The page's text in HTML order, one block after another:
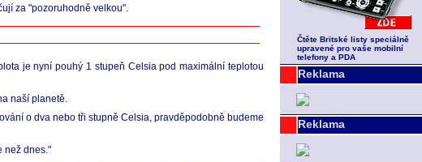
Čtěte Britské listy speciálně
upravené pro vaše mobilní
telefony a PDA
Reklama
Reklama
za "pozoruhodně velkou".
je nyní pouhý 1 stupeň Celsia pod maximální teplotou
naší planetě.
o dva nebo tři stupně Celsia, pravděpodobně budeme
než dnes."